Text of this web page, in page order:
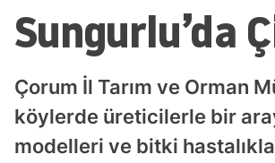
Sungurlu’da
Çorum İl Tarım ve Orman
köylerde üreticilerle bir
modelleri ve bitki